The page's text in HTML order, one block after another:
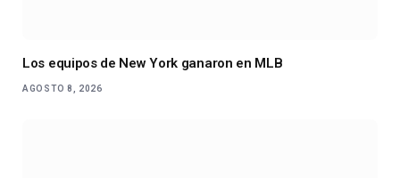
Los equipos de New York ganaron en MLB
AGOSTO 8, 2026